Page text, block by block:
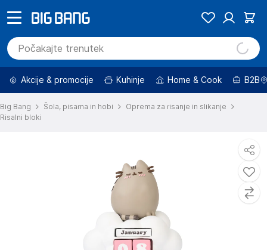
Akcije & promocije Kuhinje Home & Cook B2B
Big Bang Šola, pisarna in hobi
Oprema za risanje in slikanje
Risalni bloki